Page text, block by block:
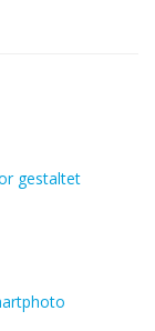
gestaltet